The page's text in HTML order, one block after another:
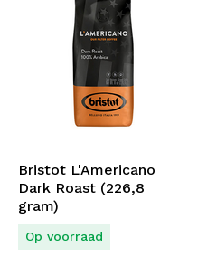
Bristot L'Americano
Dark Roast (226,8
gram)
Op voorraad